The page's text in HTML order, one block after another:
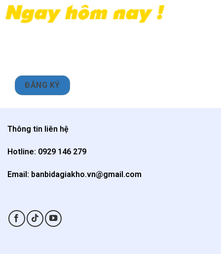
Thông tin liên hệ
Hotline: 0929 146 279
Email: banbidagiakho.vn@gmail.com